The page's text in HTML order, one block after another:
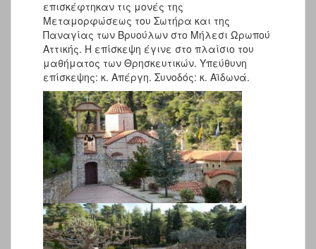
επισκέφτηκαν τις μονές της
Μεταμορφώσεως του Σωτήρα και της
Παναγίας των Βρυούλων στο Μήλεσι Ωρωπού
Αττικής. Η επίσκεψη έγινε στο πλαίσιο του
μαθήματος των Θρησκευτικών. Υπεύθυνη
επίσκεψης: κ. Απέργη. Συνοδός: κ. Αϊδωνά.